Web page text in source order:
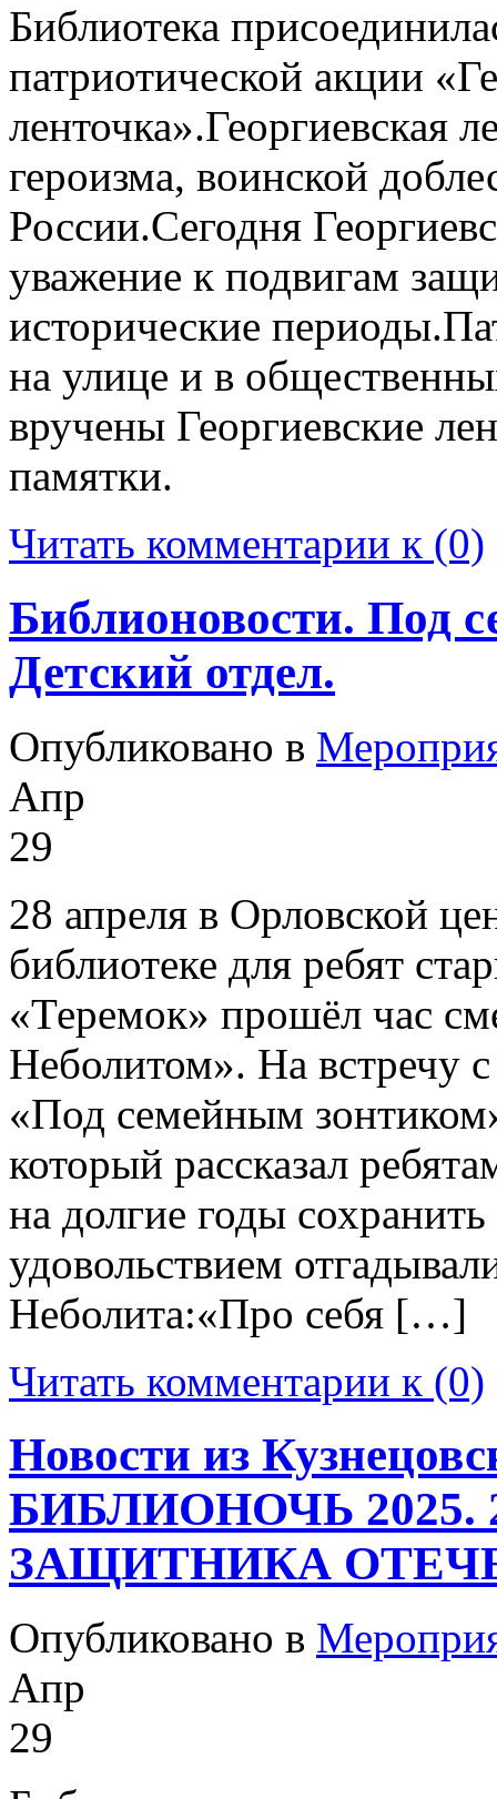
Библиотека
патриотической акции
ленточка».Георгиевская
героизма, воинской
России.Сегодня
уважение к подвигам
исторические
на улице и в
вручены Георгиевские
памятки.
Читать комментарии к (0)
Библионовости. Под
Детский отдел.
Опубликовано в
Апр
29
28 апреля в Орловской
библиотеке для ребят
«Теремок» прошёл час
Неболитом». На встречу
«Под семейным
который рассказал
на долгие годы сохранить
удовольствием
Неболита:«Про себя […]
Читать комментарии к (0)
Новости из
БИБЛИОНОЧЬ 2025.
ЗАЩИТНИКА
Опубликовано в
Апр
29